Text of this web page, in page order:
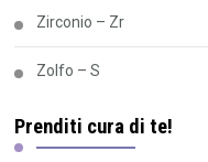
Zirconio – Zr
Zolfo – S
Prenditi cura di te!